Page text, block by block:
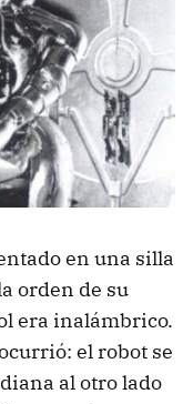
en una silla
orden de su
era inalámbrico.
el robot se
al otro lado